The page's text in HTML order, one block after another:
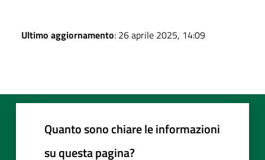
Ultimo aggiornamento: 26 aprile 2025, 14:09
Quanto sono chiare le informazioni
su questa pagina?